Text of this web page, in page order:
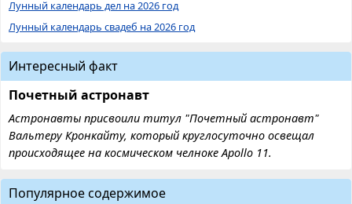
Лунный календарь дел на 2026 год
Лунный календарь свадеб на 2026 год
Интересный факт
Почетный астронавт
Астронавты присвоили титул "Почетный астронавт"
Вальтеру Кронкайту, который круглосуточно освещал
происходящее на космическом челноке Apollo 11.
Популярное содержимое